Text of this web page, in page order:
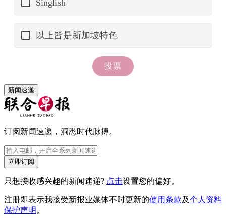
新闻速递
订阅新闻速递，洞悉时代脉搏。
立即订阅
只想接收感兴趣的新闻速递? 点击设置您的偏好。
注册即表示我接受新报业媒体不时更新的使用条款及个人资料
保护声明 。